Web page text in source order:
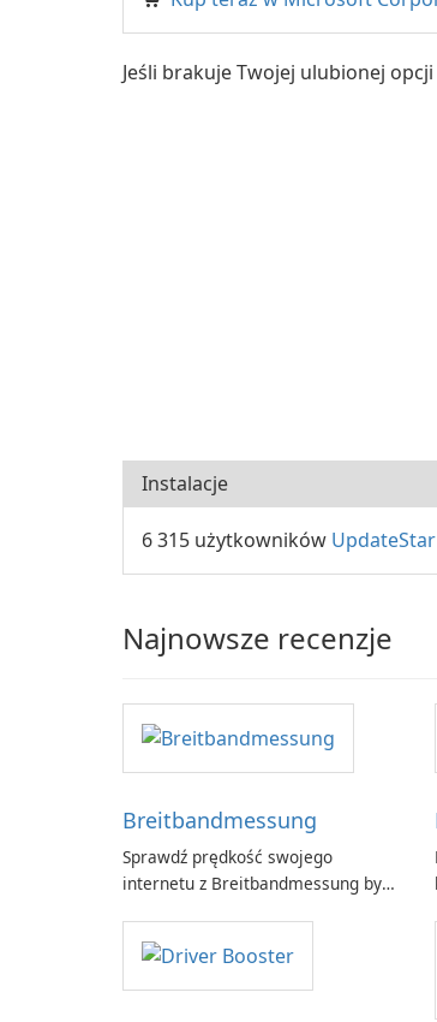
Jeśli brakuje Twojej ulubionej
Instalacje
6 315 użytkowników UpdateStar
Najnowsze recenzje
Breitbandmessung
Sprawdź prędkość swojego
internetu z Breitbandmessung by